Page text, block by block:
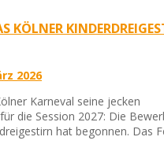
KÖLNER
2026
Karneval seine jecken
die Session 2027: Die
hat begonnen. Das